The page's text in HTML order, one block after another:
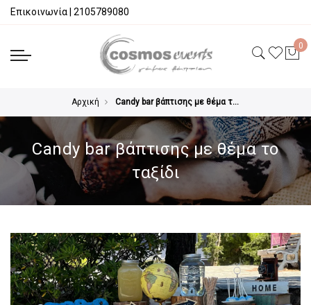
Επικοινωνία 2105789080
Αρχική Candy bar βάπτισης με θέμα το ταξίδι
Candy bar βάπτισης με θέμα το
ταξίδι